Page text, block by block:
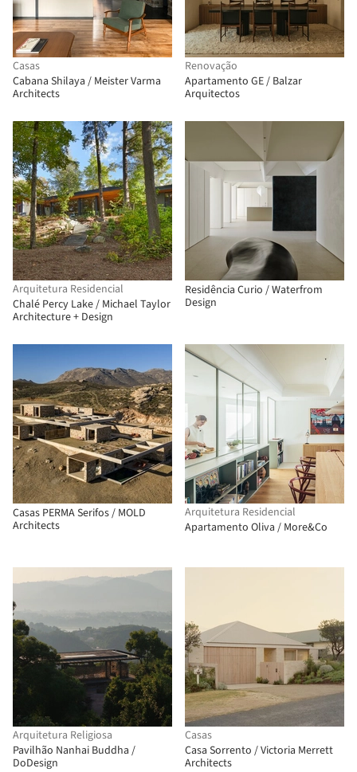
Casas
Cabana Shilaya / Meister Varma
Architects
Renovação
Apartamento GE / Balzar
Arquitectos
Arquitetura Residencial
Chalé Percy Lake / Michael Taylor
Architecture + Design
Residência Curio / Waterfrom
Design
Casas PERMA Serifos / MOLD
Architects
Arquitetura Residencial
Apartamento Oliva / More&Co
Arquitetura Religiosa
Pavilhão Nanhai Buddha /
DoDesign
Casas
Casa Sorrento / Victoria Merrett
Architects